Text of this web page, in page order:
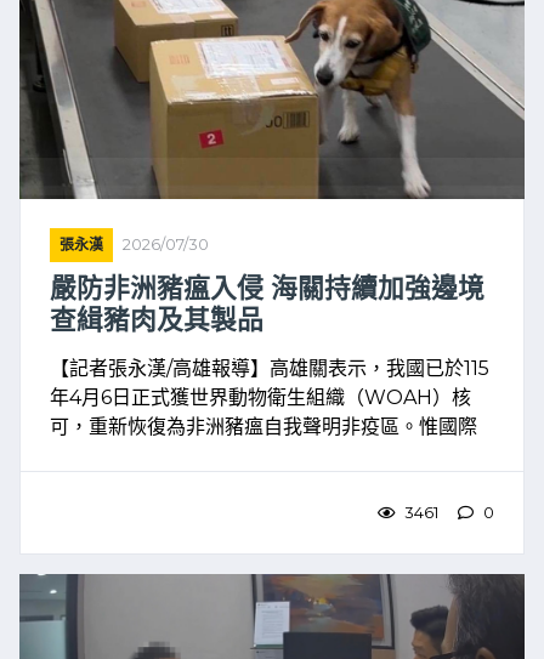
張永漢 2026/07/30
嚴防非洲豬瘟入侵 海關持續加強邊境
查緝豬肉及其製品
【記者張永漢/高雄報導】高雄關表示，我國已於115
年4月6日正式獲世界動物衛生組織（WOAH）核
可，重新恢復為非洲豬瘟自我聲明非疫區。惟國際
3461 0